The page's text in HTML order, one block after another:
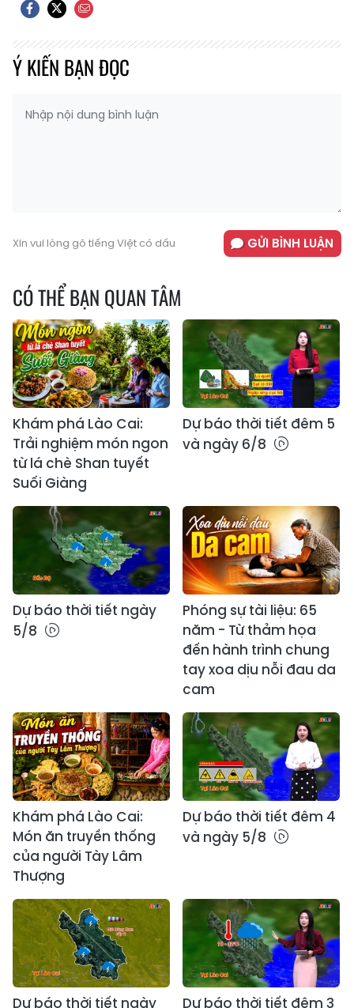
Ý KIẾN BẠN ĐỌC
Xin vui lòng gõ tiếng Việt có dấu GỬI BÌNH LUẬN
CÓ THỂ BẠN QUAN TÂM
Khám phá Lào Cai:
Trải nghiệm món ngon
từ lá chè Shan tuyết
Suối Giàng
Dự báo thời tiết đêm 5
và ngày 6/8
Dự báo thời tiết ngày
5/8
Phóng sự tài liệu: 65
năm - Từ thảm họa
đến hành trình chung
tay xoa dịu nỗi đau da
cam
Khám phá Lào Cai:
Món ăn truyền thống
của người Tày Lâm
Thượng
Dự báo thời tiết đêm 4
và ngày 5/8
Dự báo thời tiết ngày Dự báo thời tiết đêm 3